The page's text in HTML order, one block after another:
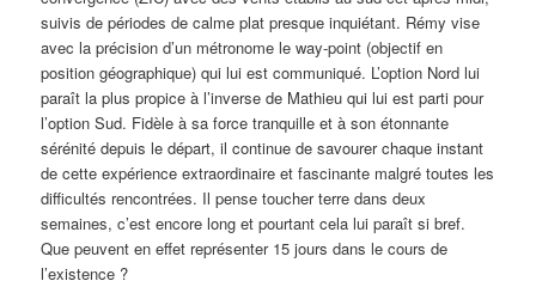
suivis de périodes de calme plat presque inquiétant. Rémy vise
avec la précision d’un métronome le way-point (objectif en
position géographique) qui lui est communiqué. L’option Nord lui
paraît la plus propice à l’inverse de Mathieu qui lui est parti pour
l’option Sud. Fidèle à sa force tranquille et à son étonnante
sérénité depuis le départ, il continue de savourer chaque instant
de cette expérience extraordinaire et fascinante malgré toutes les
difficultés rencontrées. Il pense toucher terre dans deux
semaines, c’est encore long et pourtant cela lui paraît si bref.
Que peuvent en effet représenter 15 jours dans le cours de
l’existence ?